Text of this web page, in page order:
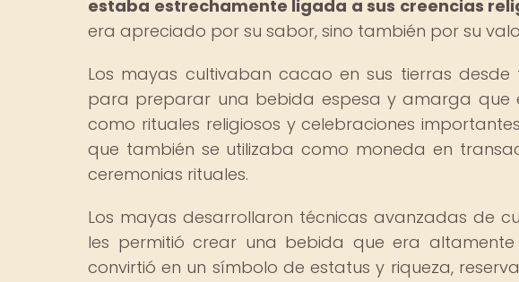
estaba estrechamente ligada a sus creencias
era apreciado por su sabor, sino también por su
Los mayas cultivaban cacao en sus tierras desde
para preparar una bebida espesa y amarga que
como rituales religiosos y celebraciones
que también se utilizaba como moneda en
ceremonias rituales.
Los mayas desarrollaron técnicas avanzadas de
les permitió crear una bebida que era
convirtió en un símbolo de estatus y riqueza,